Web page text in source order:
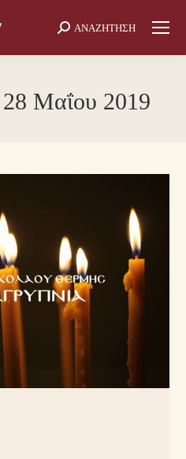
Search:
ΑΝΑΖΗΤΗΣΗ
28 Μαΐου 2019